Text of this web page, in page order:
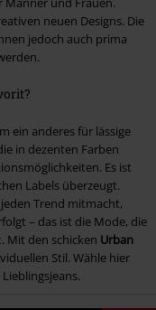
neuen Designs. Die
jedoch auch prima
ein anderes für lässige
in dezenten Farben
Es ist
Labels überzeugt.
Trend mitmacht,
– das ist die Mode, die
Mit den schicken Urban
Stil. Wähle hier